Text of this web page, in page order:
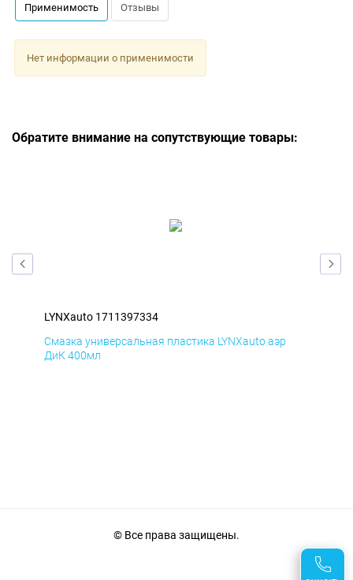
Применимость Отзывы
Нет информации о применимости
Обратите внимание на сопутствующие товары:
LYNXauto 1711397334
Смазка универсальная пластика LYNXauto аэр
ДиК 400мл
© Все права защищены.